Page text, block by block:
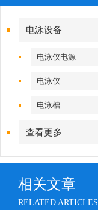
电泳设备
电泳仪电源
电泳仪
电泳槽
查看更多
相关文章
RELATED ARTICLES